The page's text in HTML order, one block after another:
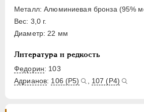
Металл: Алюминиевая бронза (95%
Вес: 3,0 г.
Диаметр: 22 мм
Литература и редкость
Федорин: 103
Адрианов: 106 (Р5) 107 (Р4)
ЧЕРВОНЕЦ